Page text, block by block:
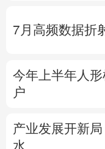
Deutsch
7月高频数据折
今年上半年人
户
产业发展开新局
水